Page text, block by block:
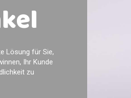
Lösung für Sie,
Ihr Kunde
zu